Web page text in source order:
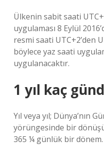
Ülkenin sabit saati
uygulaması 8 Eylül
resmi saati UTC+2’den
böylece yaz saati
uygulanacaktır.
1 yıl kaç
Yıl veya yıl; Dünya’nın
yörüngesinde bir
365 ¼ günlük bir dönem.